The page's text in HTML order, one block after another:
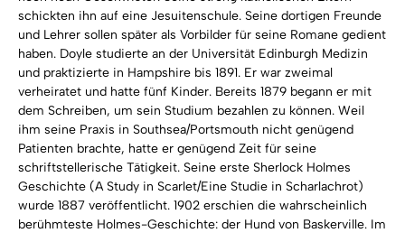
schickten ihn auf eine Jesuitenschule. Seine dortigen Freunde
und Lehrer sollen später als Vorbilder für seine Romane gedient
haben. Doyle studierte an der Universität Edinburgh Medizin
und praktizierte in Hampshire bis 1891. Er war zweimal
verheiratet und hatte fünf Kinder. Bereits 1879 begann er mit
dem Schreiben, um sein Studium bezahlen zu können. Weil
ihm seine Praxis in Southsea/Portsmouth nicht genügend
Patienten brachte, hatte er genügend Zeit für seine
schriftstellerische Tätigkeit. Seine erste Sherlock Holmes
Geschichte (A Study in Scarlet/Eine Studie in Scharlachrot)
wurde 1887 veröffentlicht. 1902 erschien die wahrscheinlich
berühmteste Holmes-Geschichte: der Hund von Baskerville. Im